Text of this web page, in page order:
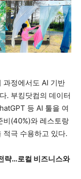
과정에서도 AI 기반
. 부킹닷컴의 데이터
등 AI 툴을 여
비(40%)와 레스토랑
적극 수용하고 있다.
략…로컬 비즈니스와